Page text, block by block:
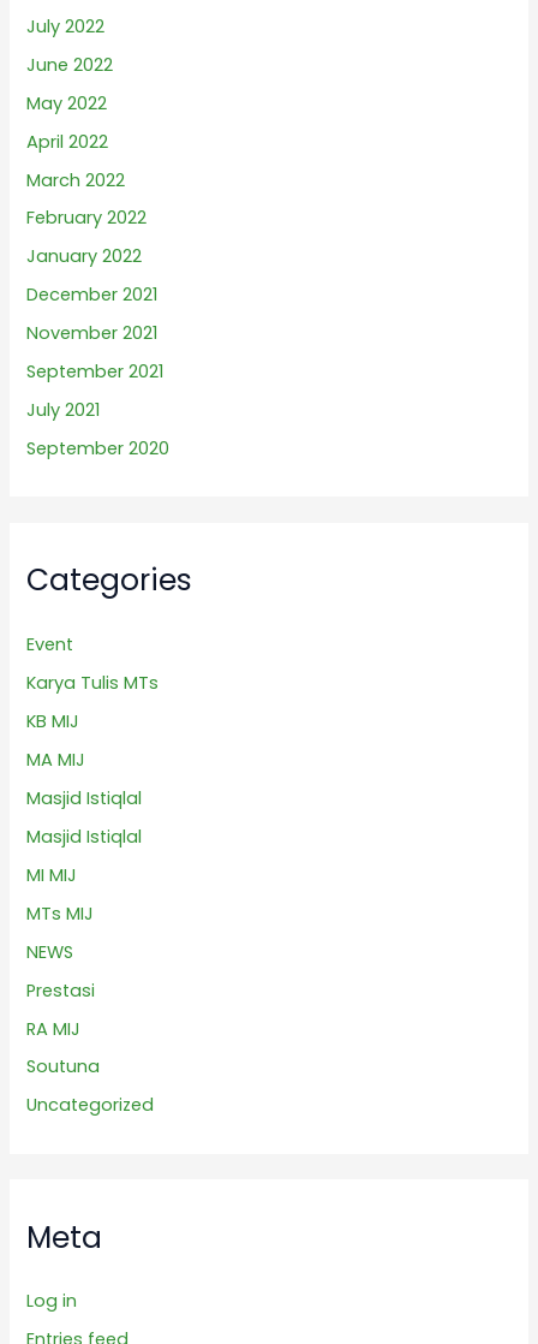
July 2022
June 2022
May 2022
April 2022
March 2022
February 2022
January 2022
December 2021
November 2021
September 2021
July 2021
September 2020
Categories
Event
Karya Tulis MTs
KB MIJ
MA MIJ
Masjid Istiqlal
Masjid Istiqlal
MI MIJ
MTs MIJ
NEWS
Prestasi
RA MIJ
Soutuna
Uncategorized
Meta
Log in